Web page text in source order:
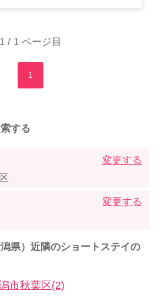
1 / 1 ページ目
1
する
変更する
変更する
県）近隣のショートステイの
市秋葉区(2)